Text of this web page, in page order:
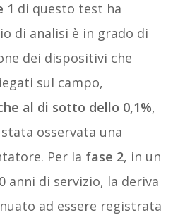
1 di questo test ha
di analisi è in grado di
dei dispositivi che
sul campo,
al di sotto dello 0,1%,
osservata una
Per la fase 2, in un
anni di servizio, la deriva
ad essere registrata